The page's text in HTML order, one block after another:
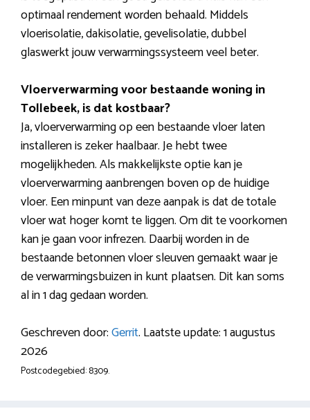
optimaal rendement worden behaald. Middels
vloerisolatie, dakisolatie, gevelisolatie, dubbel
glaswerkt jouw verwarmingssysteem veel beter.
Vloerverwarming voor bestaande woning in
Tollebeek, is dat kostbaar?
Ja, vloerverwarming op een bestaande vloer laten
installeren is zeker haalbaar. Je hebt twee
mogelijkheden. Als makkelijkste optie kan je
vloerverwarming aanbrengen boven op de huidige
vloer. Een minpunt van deze aanpak is dat de totale
vloer wat hoger komt te liggen. Om dit te voorkomen
kan je gaan voor infrezen. Daarbij worden in de
bestaande betonnen vloer sleuven gemaakt waar je
de verwarmingsbuizen in kunt plaatsen. Dit kan soms
al in 1 dag gedaan worden.
Geschreven door:Gerrit. Laatste update: 1 augustus
2026
Postcodegebied: 8309.